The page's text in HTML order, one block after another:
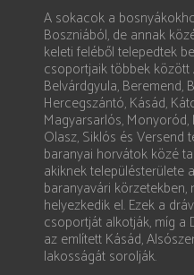
A sokacok a
Boszniából, de annak
keleti feléből telepedtek
csoportjaik többek
Belvárdgyula, Beremend,
Hercegszántó, Kásád,
Magyarsarlós,
Olasz, Siklós és Versend
baranyai horvátok közé
akiknek településterülete
baranyavári
helyezkedik el. Ezek a
csoportját alkotják, míg a
az említett Kásád,
lakosságát sorolják.